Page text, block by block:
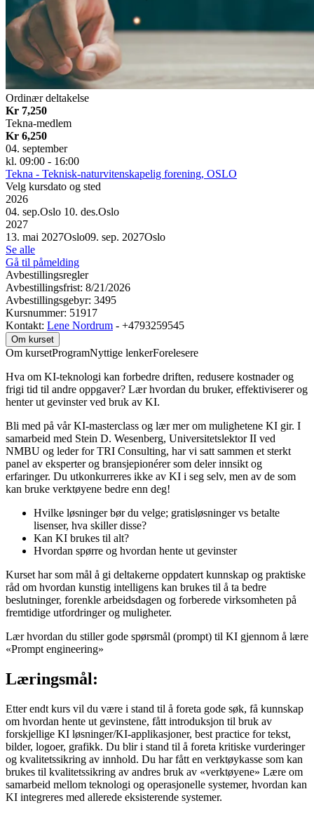
Ordinær deltakelse
Kr 7,250
Tekna-medlem
Kr 6,250
04. september
kl. 09:00 - 16:00
Tekna - Teknisk-naturvitenskapelig forening, OSLO
Velg kursdato og sted
2026
04. sep.Oslo 10. des.Oslo
2027
13. mai 2027Oslo09. sep. 2027Oslo
Se alle
Gå til påmelding
Avbestillingsregler
Avbestillingsfrist: 8/21/2026
Avbestillingsgebyr: 3495
Kursnummer: 51917
Kontakt: Lene Nordrum - +4793259545
Om kurset
Om kursetProgramNyttige lenkerForelesere
Hva om KI-teknologi kan forbedre driften, redusere kostnader og
frigi tid til andre oppgaver? Lær hvordan du bruker, effektiviserer og
henter ut gevinster ved bruk av KI.
Bli med på vår KI-masterclass og lær mer om mulighetene KI gir. I
samarbeid med Stein D. Wesenberg, Universitetslektor II ved
NMBU og leder for TRI Consulting, har vi satt sammen et sterkt
panel av eksperter og bransjepionérer som deler innsikt og
erfaringer. Du utkonkurreres ikke av KI i seg selv, men av de som
kan bruke verktøyene bedre enn deg!
Hvilke løsninger bør du velge; gratisløsninger vs betalte
lisenser, hva skiller disse?
Kan KI brukes til alt?
Hvordan spørre og hvordan hente ut gevinster
Kurset har som mål å gi deltakerne oppdatert kunnskap og praktiske
råd om hvordan kunstig intelligens kan brukes til å ta bedre
beslutninger, forenkle arbeidsdagen og forberede virksomheten på
fremtidige utfordringer og muligheter.
Lær hvordan du stiller gode spørsmål (prompt) til KI gjennom å lære
«Prompt engineering»
Læringsmål:
Etter endt kurs vil du være i stand til å foreta gode søk, få kunnskap
om hvordan hente ut gevinstene, fått introduksjon til bruk av
forskjellige KI løsninger/KI-applikasjoner, best practice for tekst,
bilder, logoer, grafikk. Du blir i stand til å foreta kritiske vurderinger
og kvalitetssikring av innhold. Du har fått en verktøykasse som kan
brukes til kvalitetssikring av andres bruk av «verktøyene» Lære om
samarbeid mellom teknologi og operasjonelle systemer, hvordan kan
KI integreres med allerede eksisterende systemer.